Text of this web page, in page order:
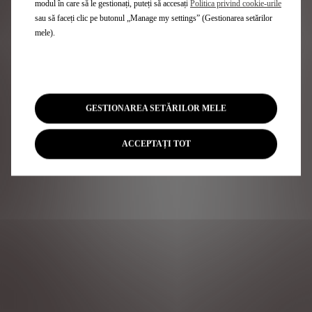
modul în care să le gestionați, puteți să accesați Politica privind cookie-urile
sau să faceți clic pe butonul „Manage my settings” (Gestionarea setărilor
mele).
GESTIONAREA SETĂRILOR MELE
ACCEPTAȚI TOT